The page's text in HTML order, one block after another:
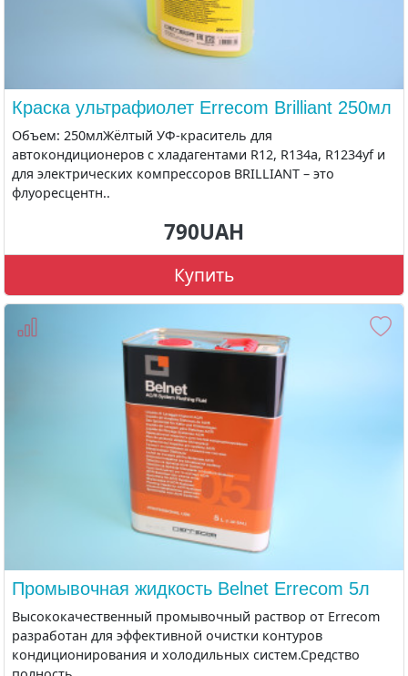
Краска ультрафиолет Errecom Brilliant 250мл
Объем: 250млЖёлтый УФ-краситель для
автокондиционеров с хладагентами R12, R134a, R1234yf и
для электрических компрессоров BRILLIANT – это
флуоресцентн..
790UAH
Купить
Промывочная жидкость Belnet Errecom 5л
Высококачественный промывочный раствор от Errecom
разработан для эффективной очистки контуров
кондиционирования и холодильных систем.Средство